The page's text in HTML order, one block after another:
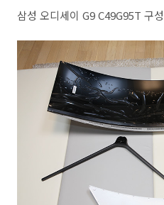
삼성 오디세이 G9 C49G95T 구